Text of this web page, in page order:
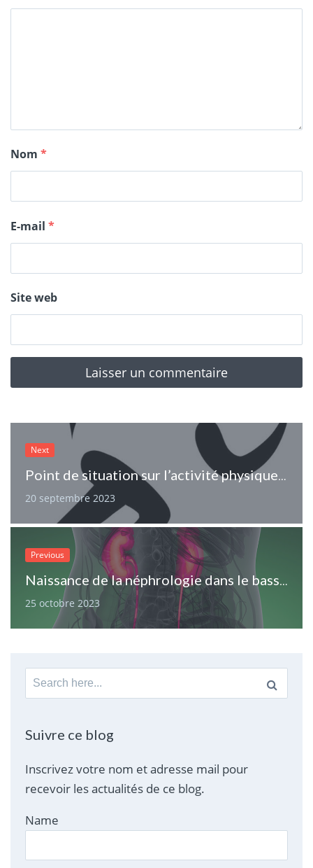
Nom *
E-mail *
Site web
Next
Point de situation sur l’activité physique chez les patients présentant une insuffisance rénale chronique & ses recommandations de l’OMS
20 septembre 2023
Previous
Naissance de la néphrologie dans le bassin lémanique…
25 octobre 2023
Search
for:
Suivre ce blog
Inscrivez votre nom et adresse mail pour
recevoir les actualités de ce blog.
Name